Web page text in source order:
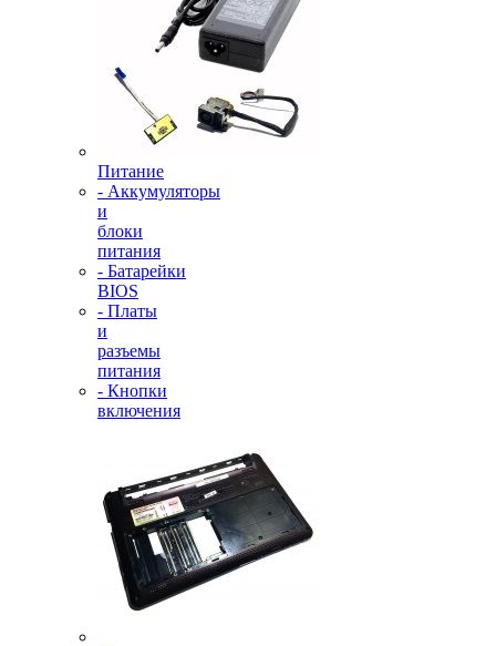
Питание
- Аккумуляторы
и
блоки
питания
- Батарейки
BIOS
- Платы
и
разъемы
питания
- Кнопки
включения